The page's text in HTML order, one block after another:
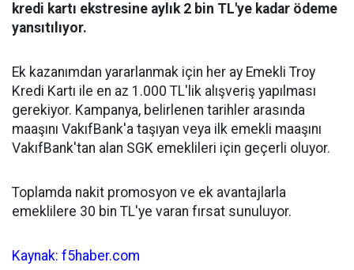
kredi kartı ekstresine aylık 2 bin TL'ye kadar ödeme
yansıtılıyor.
Ek kazanımdan yararlanmak için her ay Emekli Troy
Kredi Kartı ile en az 1.000 TL'lik alışveriş yapılması
gerekiyor. Kampanya, belirlenen tarihler arasında
maaşını VakıfBank'a taşıyan veya ilk emekli maaşını
VakıfBank'tan alan SGK emeklileri için geçerli oluyor.
Toplamda nakit promosyon ve ek avantajlarla
emeklilere 30 bin TL'ye varan fırsat sunuluyor.
Kaynak: f5haber.com